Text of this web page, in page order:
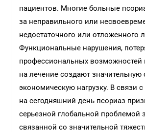
пациентов. Многие больные
за неправильного или
недостаточного или отложенного
Функциональные нарушения,
профессиональных возможностей
на лечение создают значительную
экономическую нагрузку. В связи с
на сегодняшний день псориаз
серьезной глобальной проблемой
связанной со значительной